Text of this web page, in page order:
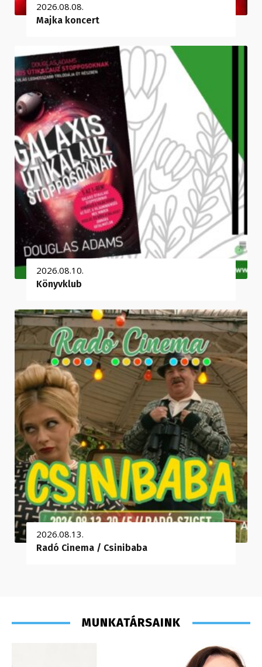
2026.08.08.
Majka koncert
2026.08.10.
Könyvklub
2026.08.13.
Radó Cinema / Csinibaba
MUNKATÁRSAINK